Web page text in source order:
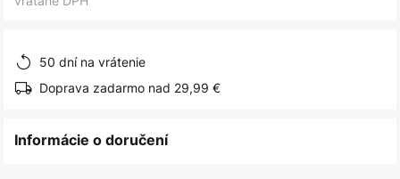
50 dní na vrátenie
Doprava zadarmo nad 29,99 €
Informácie o doručení